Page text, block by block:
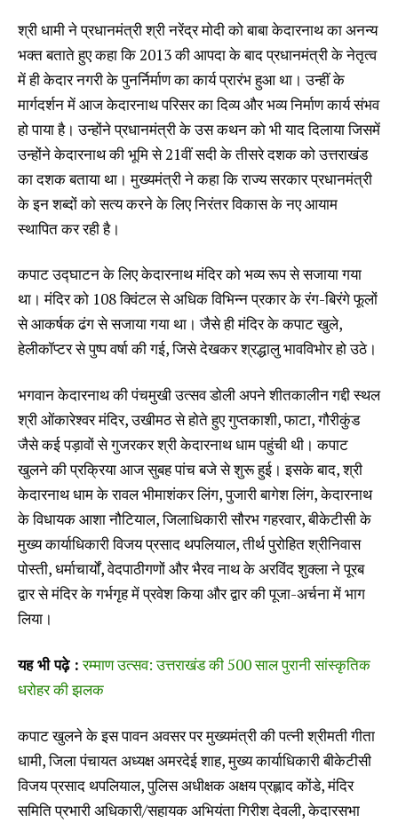
श्री धामी ने प्रधानमंत्री श्री नरेंद्र मोदी को बाबा केदारनाथ का अनन्य
भक्त बताते हुए कहा कि 2013 की आपदा के बाद प्रधानमंत्री के नेतृत्व
में ही केदार नगरी के पुनर्निर्माण का कार्य प्रारंभ हुआ था। उन्हीं के
मार्गदर्शन में आज केदारनाथ परिसर का दिव्य और भव्य निर्माण कार्य संभव
हो पाया है। उन्होंने प्रधानमंत्री के उस कथन को भी याद दिलाया जिसमें
उन्होंने केदारनाथ की भूमि से 21वीं सदी के तीसरे दशक को उत्तराखंड
का दशक बताया था। मुख्यमंत्री ने कहा कि राज्य सरकार प्रधानमंत्री
के इन शब्दों को सत्य करने के लिए निरंतर विकास के नए आयाम
स्थापित कर रही है।
कपाट उद्घाटन के लिए केदारनाथ मंदिर को भव्य रूप से सजाया गया
था। मंदिर को 108 क्विंटल से अधिक विभिन्न प्रकार के रंग-बिरंगे फूलों
से आकर्षक ढंग से सजाया गया था। जैसे ही मंदिर के कपाट खुले,
हेलीकॉप्टर से पुष्प वर्षा की गई, जिसे देखकर श्रद्धालु भावविभोर हो उठे।
भगवान केदारनाथ की पंचमुखी उत्सव डोली अपने शीतकालीन गद्दी स्थल
श्री ओंकारेश्वर मंदिर, उखीमठ से होते हुए गुप्तकाशी, फाटा, गौरीकुंड
जैसे कई पड़ावों से गुजरकर श्री केदारनाथ धाम पहुंची थी। कपाट
खुलने की प्रक्रिया आज सुबह पांच बजे से शुरू हुई। इसके बाद, श्री
केदारनाथ धाम के रावल भीमाशंकर लिंग, पुजारी बागेश लिंग, केदारनाथ
के विधायक आशा नौटियाल, जिलाधिकारी सौरभ गहरवार, बीकेटीसी के
मुख्य कार्याधिकारी विजय प्रसाद थपलियाल, तीर्थ पुरोहित श्रीनिवास
पोस्ती, धर्माचार्यों, वेदपाठीगणों और भैरव नाथ के अरविंद शुक्ला ने पूरब
द्वार से मंदिर के गर्भगृह में प्रवेश किया और द्वार की पूजा-अर्चना में भाग
लिया।
यह भी पढ़े : रम्माण उत्सव: उत्तराखंड की 500 साल पुरानी सांस्कृतिक
धरोहर की झलक
कपाट खुलने के इस पावन अवसर पर मुख्यमंत्री की पत्नी श्रीमती गीता
धामी, जिला पंचायत अध्यक्ष अमरदेई शाह, मुख्य कार्याधिकारी बीकेटीसी
विजय प्रसाद थपलियाल, पुलिस अधीक्षक अक्षय प्रह्लाद कोंडे, मंदिर
समिति प्रभारी अधिकारी/सहायक अभियंता गिरीश देवली, केदारसभा